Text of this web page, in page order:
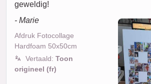
geweldig!
- Marie
Afdruk Fotocollage
Hardfoam 50x50cm
Vertaald: Toon
origineel (fr)